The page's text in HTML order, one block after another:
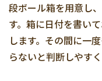
段ボール箱を用意し
す。箱に日付を書い
します。その間に一
らないと判断しやすく